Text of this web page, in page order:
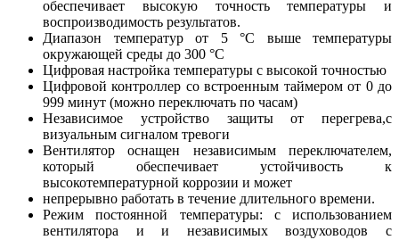
обеспечивает высокую точность температуры и
воспроизводимость результатов.
Диапазон температур от 5 °C выше температуры
окружающей среды до 300 °C
Цифровая настройка температуры с высокой точностью
Цифровой контроллер со встроенным таймером от 0 до
999 минут (можно переключать по часам)
Независимое устройство защиты от перегрева,c
визуальным сигналом тревоги
Вентилятор оснащен независимым переключателем,
который обеспечивает устойчивость к
высокотемпературной коррозии и может
непрерывно работать в течение длительного времени.
Режим постоянной температуры: с использованием
вентилятора и и независимых воздуховодов с